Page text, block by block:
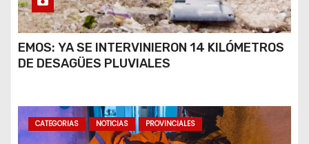
EMOS: YA SE INTERVINIERON 14 KILÓMETROS
DE DESAGÜES PLUVIALES
CATEGORIAS NOTICIAS PROVINCIALES